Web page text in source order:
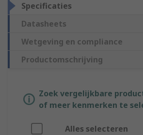
Specificaties
Datasheets
Wetgeving en compliance
Productomschrijving
Zoek vergelijkbare
of meer kenmerken te
Alles selecteren